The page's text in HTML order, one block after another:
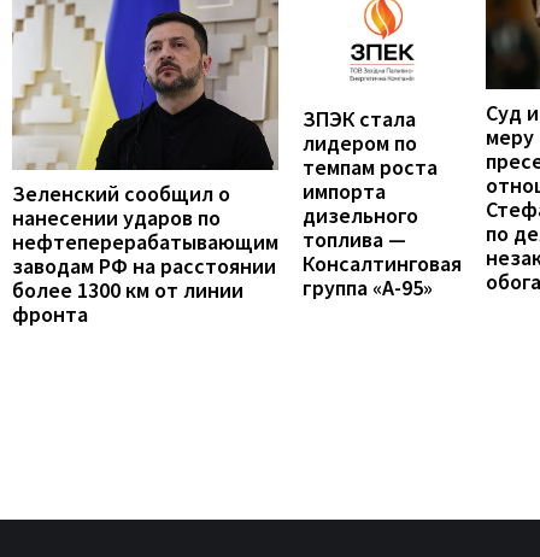
Зеленский сообщил о
нанесении ударов по
нефтеперерабатывающим
заводам РФ на расстоянии
более 1300 км от линии
фронта
ЗПЭК стала
лидером по
темпам роста
импорта
дизельного
топлива —
Консалтинговая
группа «А-95»
Суд
меру
по